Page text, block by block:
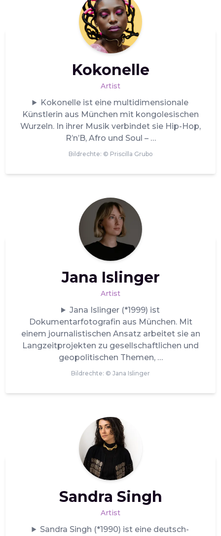
Kokonelle
Artist
Kokonelle ist eine multidimensionale
Künstlerin aus München mit kongolesischen
Wurzeln. In ihrer Musik verbindet sie Hip-Hop,
R’n’B, Afro und Soul –
Bildrechte: © Priscilla Grubo
Jana Islinger
Artist
Jana Islinger (*1999) ist
Dokumentarfotografin aus München. Mit
einem journalistischen Ansatz arbeitet sie an
Langzeitprojekten zu gesellschaftlichen und
geopolitischen Themen,
Bildrechte: © Jana Islinger
Sandra Singh
Artist
Sandra Singh (*1990) ist eine deutsch-